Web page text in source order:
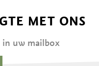
MET ONS
uw mailbox